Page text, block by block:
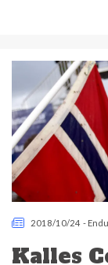
2018/10/24 -
Kalles